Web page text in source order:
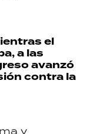
el
a las
avanzó
contra la
y